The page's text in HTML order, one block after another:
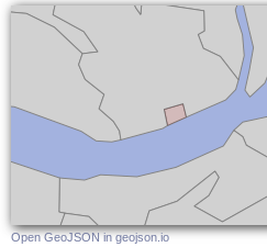
Open GeoJSON in geojson.io